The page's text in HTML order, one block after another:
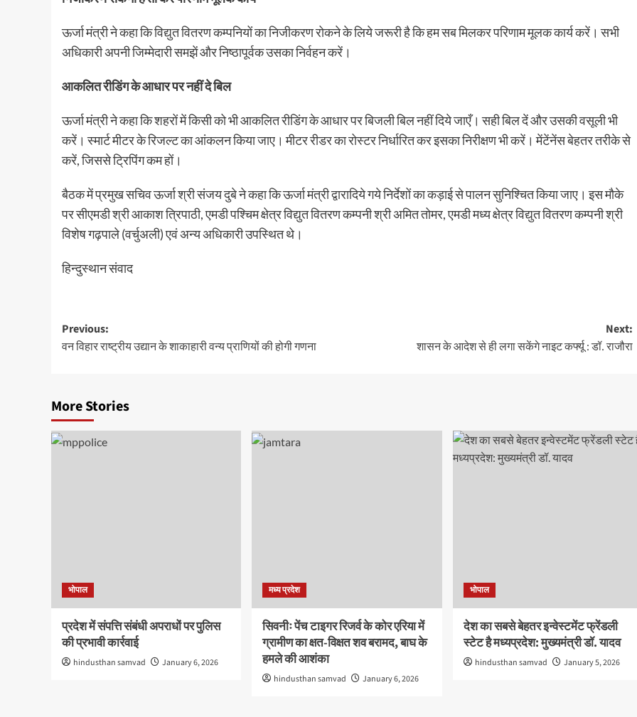
ऊर्जा मंत्री ने कहा कि विद्युत वितरण कम्पनियों का निजीकरण रोकने के लिये जरूरी है कि हम सब मिलकर परिणाम मूलक कार्य करें। सभी
अधिकारी अपनी जिम्मेदारी समझें और निष्ठापूर्वक उसका निर्वहन करें।
आकलित रीडिंग के आधार पर नहीं दे बिल
ऊर्जा मंत्री ने कहा कि शहरों में किसी को भी आकलित रीडिंग के आधार पर बिजली बिल नहीं दिये जाएँ। सही बिल दें और उसकी वसूली भी
करें। स्मार्ट मीटर के रिजल्ट का आंकलन किया जाए। मीटर रीडर का रोस्टर निर्धारित कर इसका निरीक्षण भी करें। मेंटेंनेंस बेहतर तरीके से
करें, जिससे ट्रिपिंग कम हों।
बैठक में प्रमुख सचिव ऊर्जा श्री संजय दुबे ने कहा कि ऊर्जा मंत्री द्वारादिये गये निर्देशों का कड़ाई से पालन सुनिश्चित किया जाए। इस मौके
पर सीएमडी श्री आकाश त्रिपाठी, एमडी पश्चिम क्षेत्र विद्युत वितरण कम्पनी श्री अमित तोमर, एमडी मध्य क्षेत्र विद्युत वितरण कम्पनी श्री
विशेष गढ़पाले (वर्चुअली) एवं अन्य अधिकारी उपस्थित थे।
हिन्दुस्थान संवाद
Post
navigation
Previous:
वन विहार राष्ट्रीय उद्यान के शाकाहारी वन्य प्राणियों की होगी गणना
Next:
शासन के आदेश से ही लगा सकेंगे नाइट कर्फ्यू : डॉ. राजौरा
More Stories
भोपाल
प्रदेश में संपत्ति संबंधी अपराधों पर पुलिस
की प्रभावी कार्रवाई
hindusthan samvad January 6, 2026
मध्य प्रदेश
सिवनीः पेंच टाइगर रिजर्व के कोर एरिया में
ग्रामीण का क्षत-विक्षत शव बरामद, बाघ के
हमले की आशंका
hindusthan samvad January 6, 2026
भोपाल
देश का सबसे बेहतर इन्वेस्टमेंट फ्रेंडली
स्टेट है मध्यप्रदेश: मुख्यमंत्री डॉ. यादव
hindusthan samvad January 5, 2026